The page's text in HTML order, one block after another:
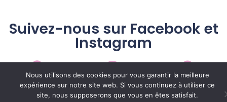
Suivez-nous sur Facebook et
Instagram
Nous utilisons des cookies pour vous garantir la meilleure
expérience sur notre site web. Si vous continuez à utiliser ce
site, nous supposerons que vous en êtes satisfait.